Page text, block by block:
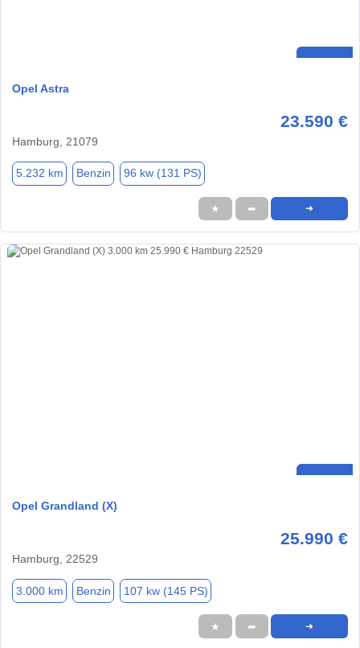
Opel Astra
23.590 €
Hamburg, 21079
5.232 km Benzin 96 kw (131 PS)
★ ➦ ➜
Opel Grandland (X)
25.990 €
Hamburg, 22529
3.000 km Benzin 107 kw (145 PS)
★ ➦ ➜